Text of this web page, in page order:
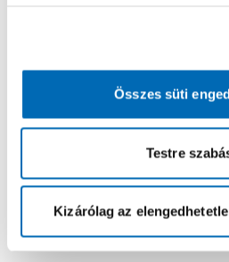
Összes süti
Testre
Kizárólag az